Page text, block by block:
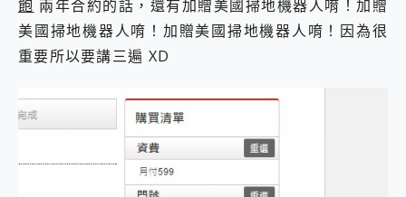
飽 兩年合約的話，還有加贈美國掃地機器人唷！加贈
美國掃地機器人唷！加贈美國掃地機器人唷！因為很
重要所以要講三遍 XD